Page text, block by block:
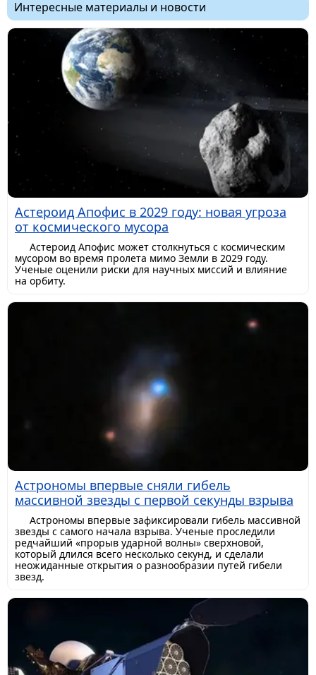
Интересные материалы и новости
Астероид Апофис в 2029 году: новая угроза
от космического мусора
Астероид Апофис может столкнуться с космическим
мусором во время пролета мимо Земли в 2029 году.
Ученые оценили риски для научных миссий и влияние
на орбиту.
Астрономы впервые сняли гибель
массивной звезды с первой секунды взрыва
Астрономы впервые зафиксировали гибель массивной
звезды с самого начала взрыва. Ученые проследили
редчайший «прорыв ударной волны» сверхновой,
который длился всего несколько секунд, и сделали
неожиданные открытия о разнообразии путей гибели
звезд.